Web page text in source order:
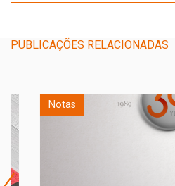
PUBLICAÇÕES RELACIONADAS
Notas